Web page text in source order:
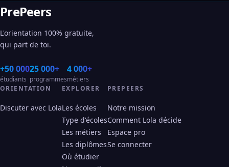
PrePeers
L'orientation 100% gratuite,
qui part de toi.
+50 000
étudiants
25 000+
programmes
4 000+
métiers
ORIENTATION
Discuter avec Lola
EXPLORER
Les écoles
Type d'écoles
Les métiers
Les diplômes
Où étudier
PREPEERS
Notre mission
Comment Lola décide
Espace pro
Se connecter